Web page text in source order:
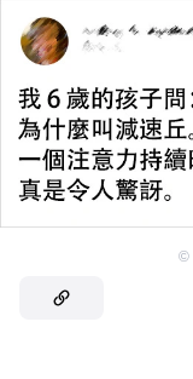
©